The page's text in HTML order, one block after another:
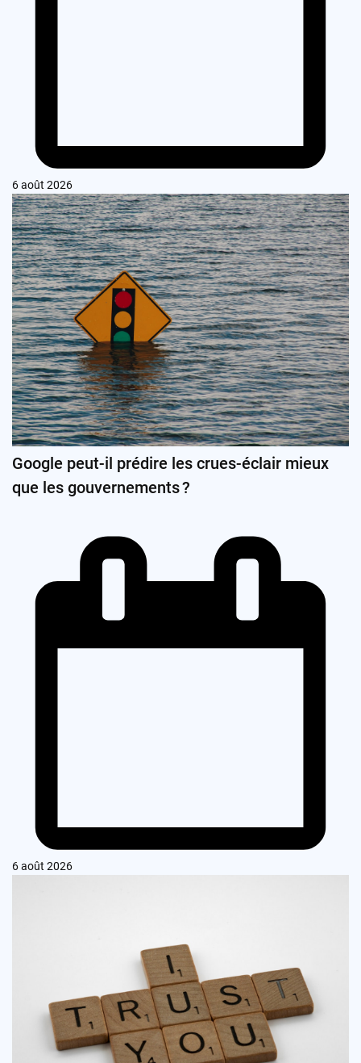
6 août 2026
Google peut-il prédire les crues-éclair mieux
que les gouvernements ?
6 août 2026